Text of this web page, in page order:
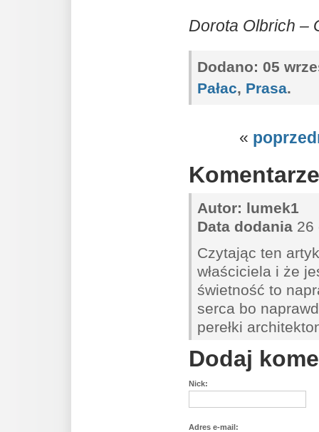
Dorota Olbrich –
Dodano: 05
Pałac, Prasa.
«
Komentarze
Autor: lumek1
Data dodania 26
Czytając ten
właściciela i że
świetność to
serca bo
perełki
Dodaj
Nick:
Adres e-mail: